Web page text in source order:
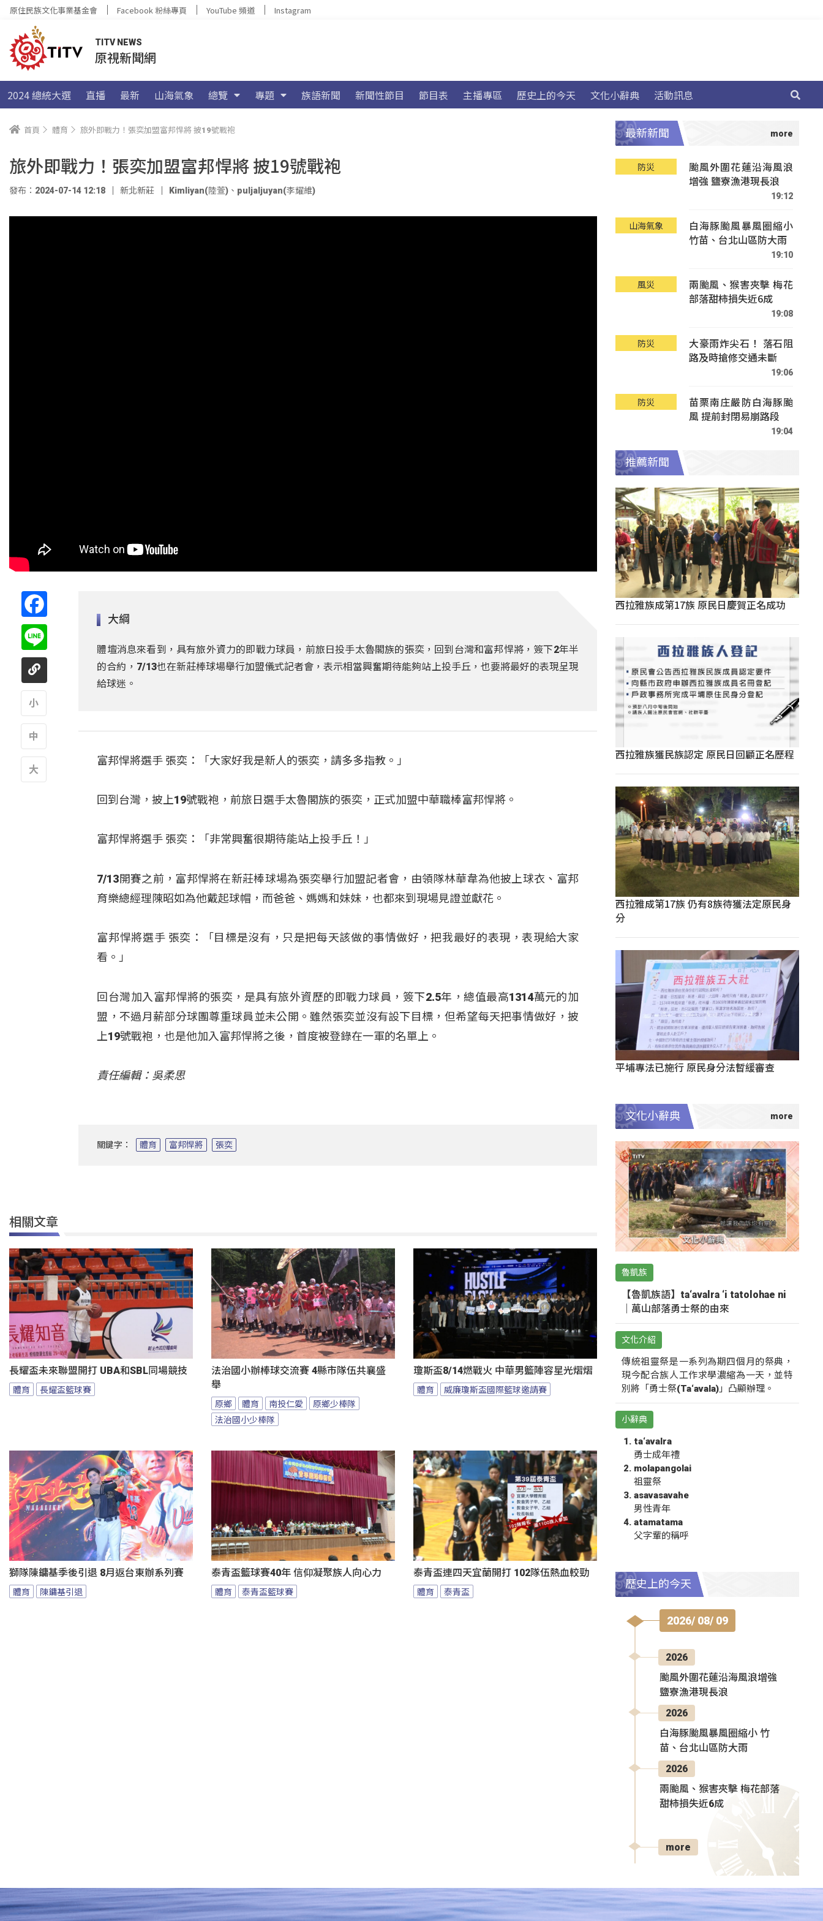
原住民族文化事業基金會 Facebook 粉絲專頁 YouTube 頻道 Instagram
TITV NEWS
原視新聞網
2024 總統大選 直播 最新 山海氣象 總覽 專題 族語新聞 新聞性節目 節目表 主播專區 歷史上的今天 文化小辭典 活動訊息
首頁 體育 旅外即戰力！張奕加盟富邦悍將 披19號戰袍
旅外即戰力！張奕加盟富邦悍將 披19號戰袍
發布：2024-07-14 12:18 新北新莊 Kimliyan(陸萱) 、 puljaljuyan(李耀維)
大綱
體壇消息來看到，具有旅外資力的即戰力球員，前旅日投手太魯閣族的張奕，回到台灣和富邦悍將，簽下2年半
的合約，7/13也在新莊棒球場舉行加盟儀式記者會，表示相當興奮期待能夠站上投手丘，也要將最好的表現呈現
給球迷。
富邦悍將選手 張奕：「大家好我是新人的張奕，請多多指教。」
回到台灣，披上19號戰袍，前旅日選手太魯閣族的張奕，正式加盟中華職棒富邦悍將。
富邦悍將選手 張奕：「非常興奮很期待能站上投手丘！」
7/13開賽之前，富邦悍將在新莊棒球場為張奕舉行加盟記者會，由領隊林華韋為他披上球衣、富邦
育樂總經理陳昭如為他戴起球帽，而爸爸、媽媽和妹妹，也都來到現場見證並獻花。
富邦悍將選手 張奕：「目標是沒有，只是把每天該做的事情做好，把我最好的表現，表現給大家
看。」
回台灣加入富邦悍將的張奕，是具有旅外資歷的即戰力球員，簽下2.5年，總值最高1314萬元的加
盟，不過月薪部分球團尊重球員並未公開。雖然張奕並沒有設下目標，但希望每天把事情做好，披
上19號戰袍，也是他加入富邦悍將之後，首度被登錄在一軍的名單上。
責任編輯：吳柔思
關鍵字： 體育 富邦悍將 張奕
相關文章
長耀盃未來聯盟開打 UBA和SBL同場競技
體育 長耀盃籃球賽
法治國小辦棒球交流賽 4縣市隊伍共襄盛
舉
原鄉 體育 南投仁愛
原鄉少棒隊
法治國小少棒隊
瓊斯盃8/14燃戰火 中華男籃陣容星光熠熠
體育 威廉瓊斯盃國際籃球邀請賽
獅隊陳鏞基季後引退 8月返台東辦系列賽
體育 陳鏞基引退
泰青盃籃球賽40年 信仰凝聚族人向心力
體育 泰青盃籃球賽
泰青盃連四天宜蘭開打 102隊伍熱血較勁
體育 泰青盃
最新新聞
防災
颱風外圍花蓮沿海風浪
增強 鹽寮漁港現長浪
19:12
山海氣象
白海豚颱風暴風圈縮小
竹苗、台北山區防大雨
19:10
風災
兩颱風、猴害夾擊 梅花
部落甜柿損失近6成
19:08
防災
大豪雨炸尖石！ 落石阻
路及時搶修交通未斷
19:06
防災
苗栗南庄嚴防白海豚颱
風 提前封閉易崩路段
19:04
推薦新聞
西拉雅族成第17族 原民日慶賀正名成功
西拉雅族獲民族認定 原民日回顧正名歷程
西拉雅成第17族 仍有8族待獲法定原民身
分
平埔專法已施行 原民身分法暫緩審查
文化小辭典
魯凱族
【魯凱族語】ta‘avalra ‘i tatolohae ni
｜萬山部落勇士祭的由來
文化介紹
傳統祖靈祭是一系列為期四個月的祭典，
現今配合族人工作求學濃縮為一天，並特
別將「勇士祭(Ta‘avala)」凸顯辦理。
小辭典
ta‘avalra
勇士成年禮
molapangolai
祖靈祭
asavasavahe
男性青年
atamatama
父字輩的稱呼
歷史上的今天
2026/ 08/ 09
2026
颱風外圍花蓮沿海風浪增強
鹽寮漁港現長浪
2026
白海豚颱風暴風圈縮小 竹
苗、台北山區防大雨
2026
兩颱風、猴害夾擊 梅花部落
甜柿損失近6成
more